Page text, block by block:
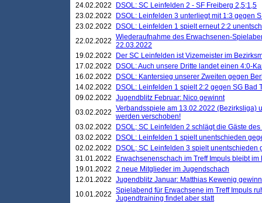
24.02.2022
DSOL: SC Leinfelden 2 - SF Freiberg 2,5;1,5
23.02.2022
DSOL: Leinfelden 3 unterliegt mit 1:3 gegen
23.02.2022
DSOL: Leinfelden 1 spielt erneut 2:2
22.02.2022 Wiederaufnahme des Erwachsenen-
22.03.2022
19.02.2022
Der SC Leinfelden ist Vizemeister im
17.02.2022
DSOL: Auch unsere Dritte landet einen 4:0-
16.02.2022
DSOL: Kantersieg unserer Zweiten gegen
14.02.2022
DSOL: Leinfelden 1 spielt 2:2 gegen SG Bad
09.02.2022 Jugendblitz Februar: Nico gewinnt
03.02.2022 Verbandsspiele am 13.02.2022 (Bezirksliga)
werden verschoben!
03.02.2022
DSOL; SC Leinfelden 2 schlägt die Gäste
03.02.2022
DSOL: Leinfelden 1 spielt unentschieden
02.02.2022
DSOL; SC Leinfelden 3 spielt unentschieden
31.01.2022
Erwachsenenschach im Treff Impuls bleibt
19.01.2022 2 neue Mitglieder im Jugendschach
12.01.2022 Jugendblitz Januar: Matthias Kewenig
10.01.2022 Spielabend für Erwachsene im Treff Impuls
Jugendtraining findet aber statt